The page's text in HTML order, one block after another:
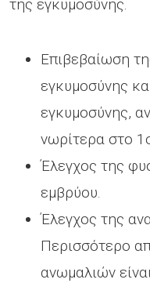
της εγκυμοσύνης.
Επιβεβαίωση
εγκυμοσύνης
εγκυμοσύνης,
νωρίτερα στο
Έλεγχος της
εμβρύου.
Έλεγχος της
Περισσότερο
ανωμαλιών